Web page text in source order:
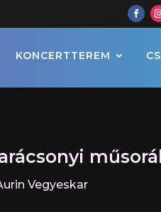
KONCERTTEREM
Vegyeskar